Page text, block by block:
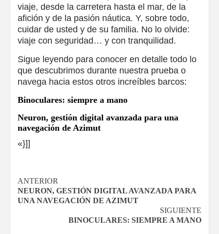
viaje, desde la carretera hasta el mar, de la
afición y de la pasión náutica. Y, sobre todo,
cuidar de usted y de su familia. No lo olvide:
viaje con seguridad… y con tranquilidad.
Sigue leyendo para conocer en detalle todo lo
que descubrimos durante nuestra prueba o
navega hacia estos otros increíbles barcos:
Binoculares: siempre a mano
Neuron, gestión digital avanzada para una
navegación de Azimut
«}]]
Navegación
de
entradas
ANTERIOR
NEURON, GESTIÓN DIGITAL AVANZADA PARA
UNA NAVEGACIÓN DE AZIMUT
SIGUIENTE
BINOCULARES: SIEMPRE A MANO